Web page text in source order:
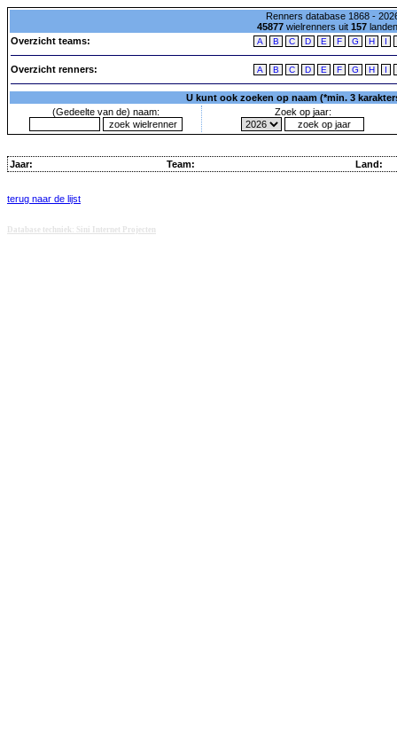
Renners database 1868 -
45877wielrenners uit 157
Overzicht teams:
A B C D E F G H I
Overzicht renners: A B C D E F G H I
U kunt ook zoeken op naam (*min. 3
(Gedeelte van de) naam:
Zoek op jaar:
Jaar: Team: Land:
terug naar de lijst
Database techniek: Sini Internet Projecten